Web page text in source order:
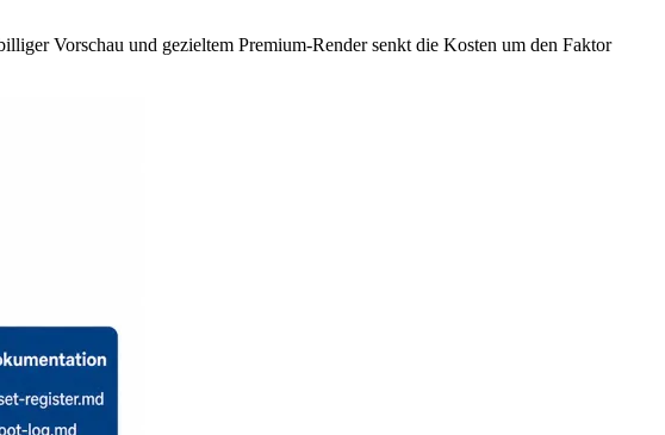
Vorschau und gezieltem Premium-Render senkt die Kosten um den Faktor